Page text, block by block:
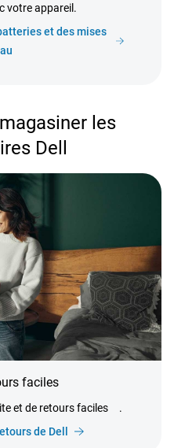
votre appareil.
et des mises
les
Dell
faciles
et de retours faciles
.
de Dell